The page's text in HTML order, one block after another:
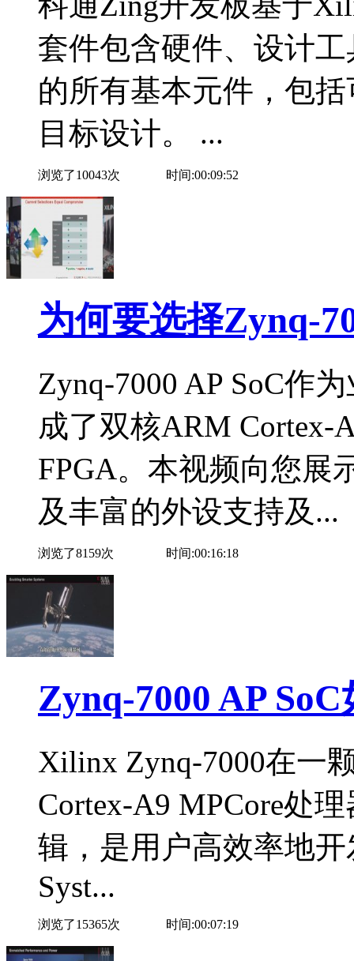
套件包含硬件、设计
的所有基本元件，包
目标设计。 ...
浏览了10043次 时间:00:09:52
为何要选择Zynq-
Zynq-7000 AP SoC作
成了双核ARM Cortex-
FPGA。本视频向您展
及丰富的外设支持及...
浏览了8159次 时间:00:16:18
Zynq-7000 AP
Xilinx Zynq-7000在一
Cortex-A9 MPCore处
辑，是用户高效率地
Syst...
浏览了15365次 时间:00:07:19